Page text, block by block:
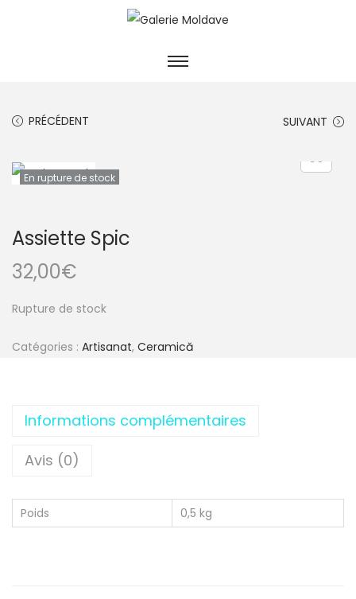
PRÉCÉDENT SUIVANT
En rupture de stock
Assiette Spic
32,00€
Rupture de stock
Catégories : Artisanat, Ceramică
Informations complémentaires
Avis (0)
Poids 0,5 kg